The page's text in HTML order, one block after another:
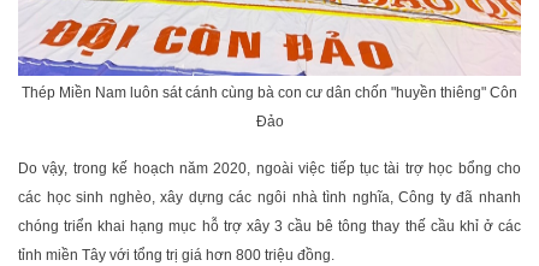
Thép Miền Nam luôn sát cánh cùng bà con cư dân chốn "huyền thiêng" Côn
Đảo
Do vậy, trong kế hoạch năm 2020, ngoài việc tiếp tục tài trợ học bổng cho
các học sinh nghèo, xây dựng các ngôi nhà tình nghĩa, Công ty đã nhanh
chóng triển khai hạng mục hỗ trợ xây 3 cầu bê tông thay thế cầu khỉ ở các
tỉnh miền Tây với tổng trị giá hơn 800 triệu đồng.